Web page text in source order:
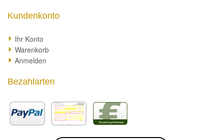
Kundenkonto
Ihr Konto
Warenkorb
Anmelden
Bezahlarten